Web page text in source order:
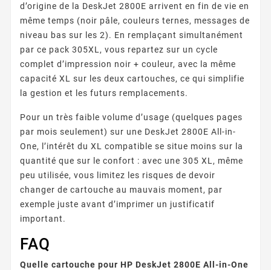
d’origine de la DeskJet 2800E arrivent en fin de vie en
même temps (noir pâle, couleurs ternes, messages de
niveau bas sur les 2). En remplaçant simultanément
par ce pack 305XL, vous repartez sur un cycle
complet d’impression noir + couleur, avec la même
capacité XL sur les deux cartouches, ce qui simplifie
la gestion et les futurs remplacements.
Pour un très faible volume d’usage (quelques pages
par mois seulement) sur une DeskJet 2800E All-in-
One, l’intérêt du XL compatible se situe moins sur la
quantité que sur le confort : avec une 305 XL, même
peu utilisée, vous limitez les risques de devoir
changer de cartouche au mauvais moment, par
exemple juste avant d’imprimer un justificatif
important.
FAQ
Quelle cartouche pour HP DeskJet 2800E All-in-One